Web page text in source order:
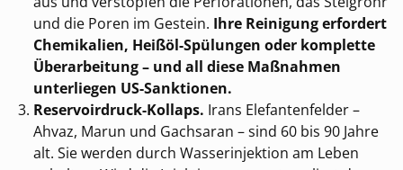
und die Poren im Gestein. Ihre Reinigung erfordert
Chemikalien, Heißöl-Spülungen oder komplette
Überarbeitung – und all diese Maßnahmen
unterliegen US-Sanktionen.
Reservoirdruck-Kollaps. Irans Elefantenfelder –
Ahvaz, Marun und Gachsaran – sind 60 bis 90 Jahre
alt. Sie werden durch Wasserinjektion am Leben